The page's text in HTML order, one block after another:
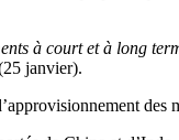
à court et à long
janvier).
des